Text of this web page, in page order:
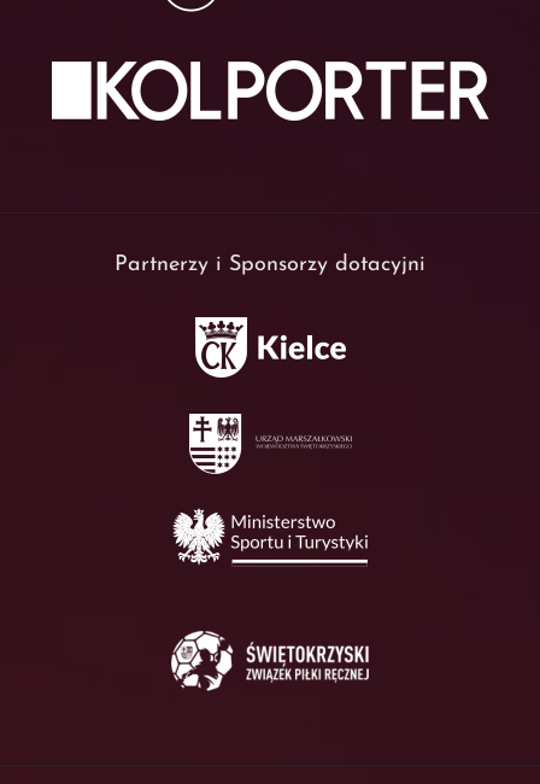
Partnerzy i Sponsorzy dotacyjni